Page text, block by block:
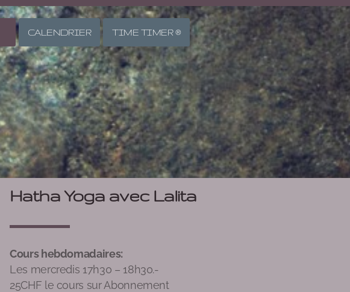
CALENDRIER TIME TIMER ®
Hatha Yoga avec Lalita
Cours hebdomadaires:
Les mercredis 17h30 – 18h30.-
25CHF le cours sur Abonnement